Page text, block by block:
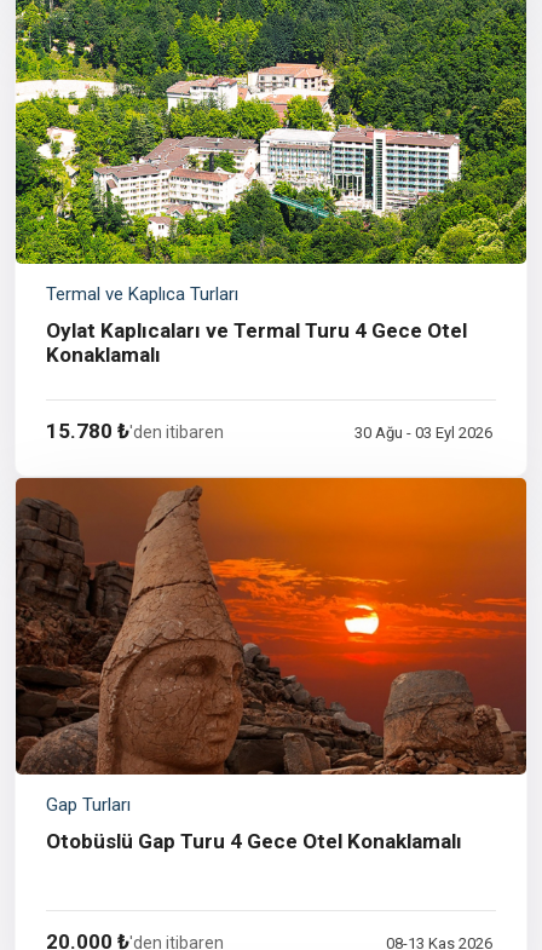
Termal ve Kaplıca Turları
Oylat Kaplıcaları ve Termal Turu 4 Gece Otel
Konaklamalı
15.780 ₺'den itibaren 30 Ağu - 03 Eyl 2026
Gap Turları
Otobüslü Gap Turu 4 Gece Otel Konaklamalı
20.000 ₺'den itibaren 08-13 Kas 2026